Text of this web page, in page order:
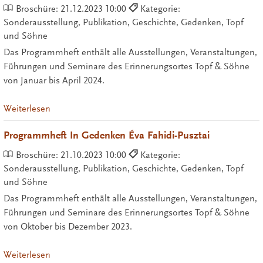
Broschüre: 21.12.2023 10:00
Kategorie:
Sonderausstellung, Publikation, Geschichte, Gedenken, Topf
und Söhne
Das Programmheft enthält alle Ausstellungen, Veranstaltungen,
Führungen und Seminare des Erinnerungsortes Topf & Söhne
von Januar bis April 2024.
Weiterlesen
Programmheft In Gedenken Éva Fahidi-Pusztai
Broschüre: 21.10.2023 10:00
Kategorie:
Sonderausstellung, Publikation, Geschichte, Gedenken, Topf
und Söhne
Das Programmheft enthält alle Ausstellungen, Veranstaltungen,
Führungen und Seminare des Erinnerungsortes Topf & Söhne
von Oktober bis Dezember 2023.
Weiterlesen